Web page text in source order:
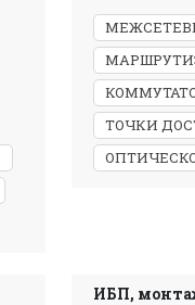
ТОЧКИ
ИБП,